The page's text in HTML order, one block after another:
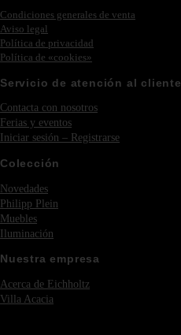
Condiciones generales de venta
Aviso legal
Política de privacidad
Política de «cookies»
Servicio de atención al cliente
Contacta con nosotros
Ferias y eventos
Iniciar sesión – Registrarse
Colección
Novedades
Philipp Plein
Muebles
Iluminación
Nuestra empresa
Acerca de Eichholtz
Villa Acacia